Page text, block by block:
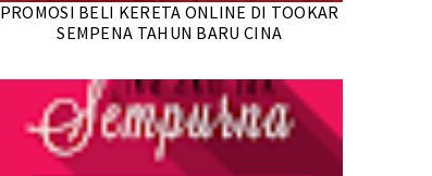
PROMOSI BELI KERETA ONLINE DI TOOKAR
SEMPENA TAHUN BARU CINA